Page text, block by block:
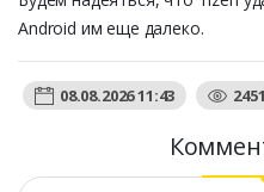
Android им еще далеко.
08.08.2026 11:43 2451